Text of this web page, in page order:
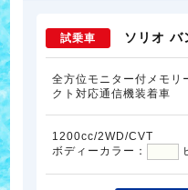
試乗車 ソリオ
全方位モニター付メモリ
クト対応通信機装着車
1200cc/2WD/CVT
ボディーカラー：